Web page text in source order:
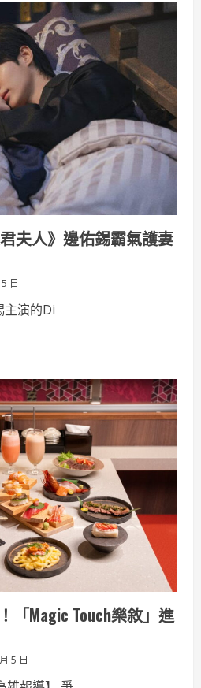
夫人》邊佑錫霸氣護妻
日
演的Di
「Magic Touch樂敘」進
5 日